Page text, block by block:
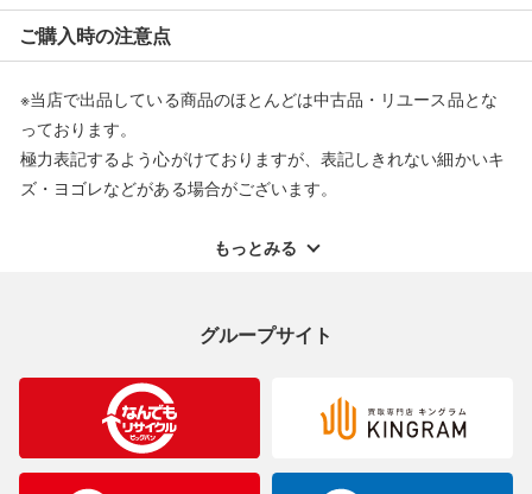
※オンラインストアで購入頂いた商品は、店頭での返品はお受け
できません。また、商品の修理及び交換に関しては承ることがで
返品・交換について
ご購入時の注意点
※当店で出品している商品のほとんどは中古品・リユース品とな
っております。
極力表記するよう心がけておりますが、表記しきれない細かいキ
ズ・ヨゴレなどがある場合がございます。
ご理解くださいますようお願い申し上げます。
合がございますのでご了承ください。
※表記したカラー名は、当社が判断した名称を掲載しています。
製造元が定めたカラー名と異なることもあります。色調などご不
明なことがありましたらご購入前にお問い合わせください。
もっとみる
グループサイト